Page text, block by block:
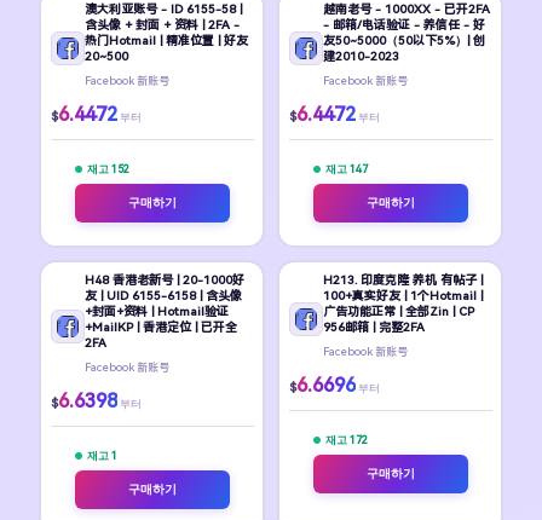
澳大利亚账号 - ID 6155-58 |
含头像 + 封面 + 资料 | 2FA -
热门Hotmail | 精准位置 | 好友
20~500
Facebook 新账号
$6.4472 부터
재고 152
구매하기
越南老号 - 1000XX - 已开2FA
- 邮箱/电话验证 - 养信任 - 好
友50~5000（50以下5%）| 创
建2010-2023
Facebook 新账号
$6.4472 부터
재고 147
구매하기
H48 香港老新号 | 20-1000好
友 | UID 6155-6158 | 含头像
+封面+资料 | Hotmail验证
+MailKP | 香港定位 | 已开全
2FA
Facebook 新账号
$6.6398 부터
재고 1
구매하기
H213. 印度克隆 养机 有帖子 |
100+真实好友 | 1个Hotmail |
广告功能正常 | 全部Zin | CP
956邮箱 | 完整2FA
Facebook 新账号
$6.6696 부터
재고 172
구매하기